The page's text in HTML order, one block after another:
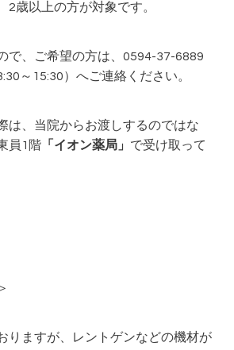
2歳以上の方が対象です。
で、ご希望の方は、0594-37-6889
～15:30）へご連絡ください。
は、当院からお渡しするのではな
員1階 「イオン薬局」 で受け取って
りますが、レントゲンなどの機材が